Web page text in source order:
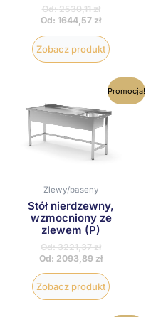
Od:2530,11zł
Od: 1644,57 zł
Zobacz produkt
Promocja!
Zlewy/baseny
Stół nierdzewny,
wzmocniony ze
zlewem (P)
Od:3221,37zł
Od: 2093,89 zł
Zobacz produkt
Ten
produkt
ma
produktu